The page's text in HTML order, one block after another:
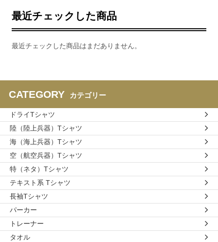
最近チェックした商品
最近チェックした商品はまだありません。
CATEGORY カテゴリー
ドライTシャツ
陸（陸上兵器）Tシャツ
海（海上兵器）Tシャツ
空（航空兵器）Tシャツ
特（ネタ）Tシャツ
テキスト系 Tシャツ
長袖Tシャツ
パーカー
トレーナー
タオル